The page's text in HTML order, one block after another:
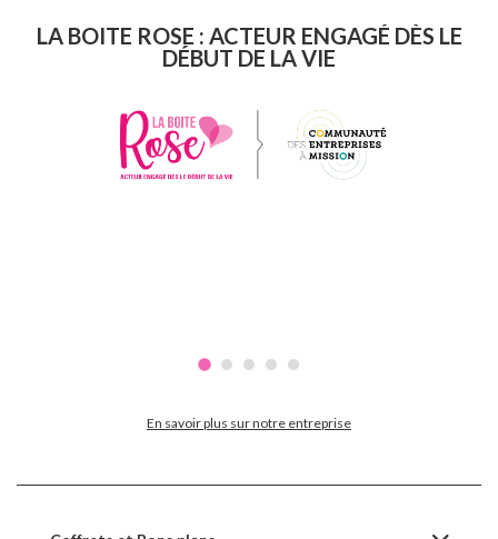
LA BOITE ROSE : ACTEUR ENGAGÉ DÈS LE
DÉBUT DE LA VIE
En savoir plus sur notre entreprise